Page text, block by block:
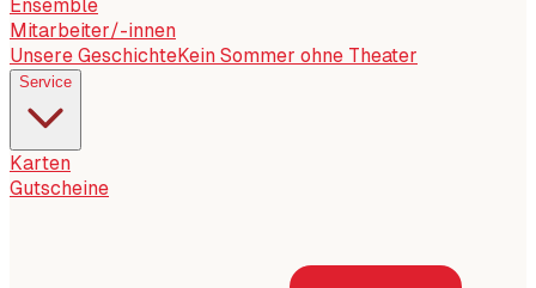
Ensemble
Mitarbeiter/-innen
Unsere GeschichteKein Sommer ohne Theater
Service
Karten
Gutscheine